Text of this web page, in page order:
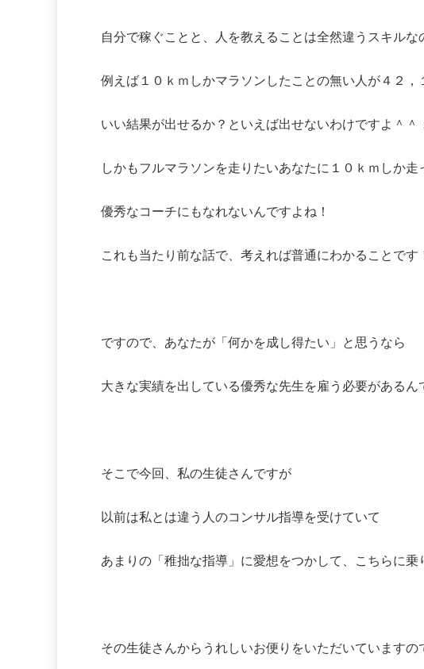
自分で稼ぐことと、人を教えることは全然違うスキルな
例えば１０ｋｍしかマラソンしたことの無い人が４２
いい結果が出せるか？といえば出せないわけですよ＾＾
しかもフルマラソンを走りたいあなたに１０ｋｍしか走
優秀なコーチにもなれないんですよね！
これも当たり前な話で、考えれば普通にわかることです
ですので、あなたが「何かを成し得たい」と思うなら
大きな実績を出している優秀な先生を雇う必要があるん
そこで今回、私の生徒さんですが
以前は私とは違う人のコンサル指導を受けていて
あまりの「稚拙な指導」に愛想をつかして、こちらに乗
その生徒さんからうれしいお便りをいただいていますの